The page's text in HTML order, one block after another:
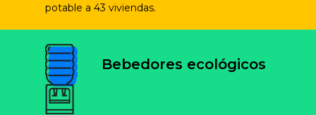
potable a 43 viviendas.
Bebedores ecológicos